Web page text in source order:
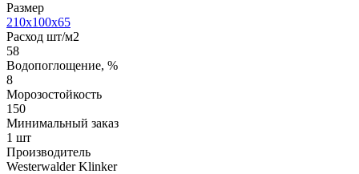
Размер
210x100x65
Расход шт/м2
58
Водопоглощение, %
8
Морозостойкость
150
Минимальный заказ
1 шт
Производитель
Westerwalder Klinker